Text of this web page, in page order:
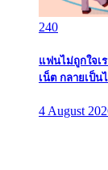
240
แฟนไม่ถูกใจเ
เน็ต กลายเป็น
4 August